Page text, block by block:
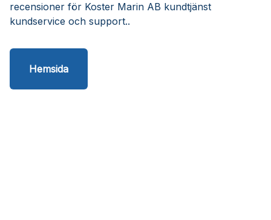
recensioner för Koster Marin AB kundtjänst
kundservice och support..
Hemsida